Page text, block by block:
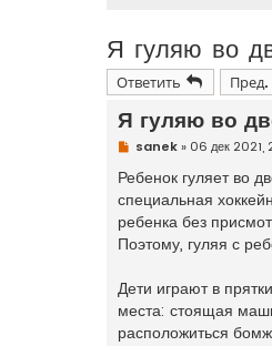
Я гуляю во
Ответить
Я гуляю во
Н
п
р
о
ч
и
т
н
е
с
sanek» 06 дек 2021,
Ребенок гуляет во
специальная
ребенка без
Поэтому, гуляя с
Дети играют в
места: стоящая
расположиться